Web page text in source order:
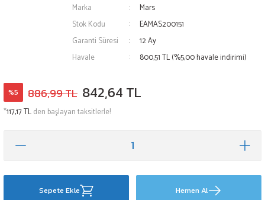
Marka
Mars
Stok Kodu
EAMAS200151
Garanti Süresi
12 Ay
Havale
800,51 TL (%5,00 havale indirimi)
%5 886,99 TL 842,64 TL
*117,17 TLden başlayan taksitlerle!
Sepete Ekle Hemen Al